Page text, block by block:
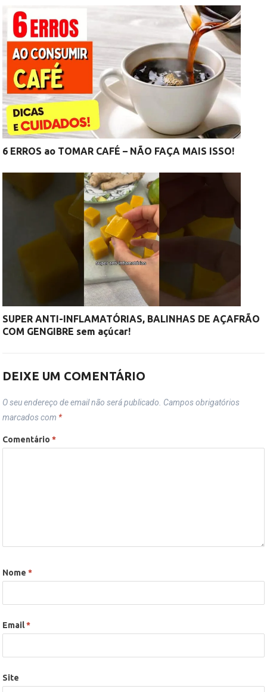
6 ERROS ao TOMAR CAFÉ – NÃO FAÇA MAIS ISSO!
SUPER ANTI-INFLAMATÓRIAS, BALINHAS DE AÇAFRÃO
COM GENGIBRE sem açúcar!
DEIXE UM COMENTÁRIO
O seu endereço de email não será publicado. Campos obrigatórios
marcados com *
Comentário*
Nome*
Email*
Site